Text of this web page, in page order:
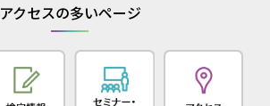
アクセスの多いページ